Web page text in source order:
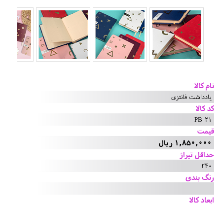
نام کالا
یادداشت فانتزی
کد کالا
PB-21
قیمت
1,850,000 ریال
حداقل تیراژ
240
رنگ بندی
ابعاد کالا